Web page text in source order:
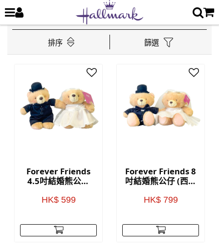
排序 篩選
Forever Friends
4.5吋結婚熊公仔
HK$ 599
Forever Friends 8
吋結婚熊公仔 (西式
HK$ 799